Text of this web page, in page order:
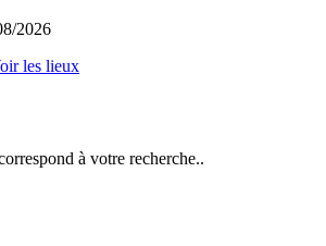
2026
les lieux
à votre recherche..